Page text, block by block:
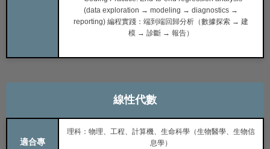
(data exploration → modeling → diagnostics →
reporting) 編程實踐：端到端回歸分析（數據探索 → 建
模 → 診斷 → 報告）
線性代數
適合專
理科：物理、工程、計算機、生命科學（生物醫學、生物信
息學）